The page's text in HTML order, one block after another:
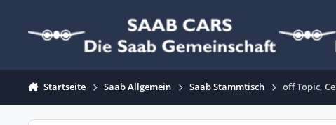
Startseite Saab Allgemein Saab Stammtisch off Topic,